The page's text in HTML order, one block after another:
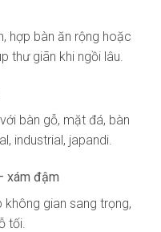
hợp bàn ăn rộng hoặc
thư giãn khi ngồi lâu.
bàn gỗ, mặt đá, bàn
industrial, japandi.
xám đậm
không gian sang trọng,
tối.